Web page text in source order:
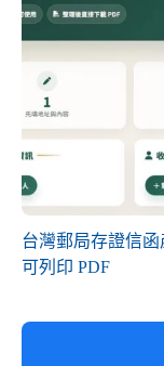
台灣郵局存證信
可列印 PDF